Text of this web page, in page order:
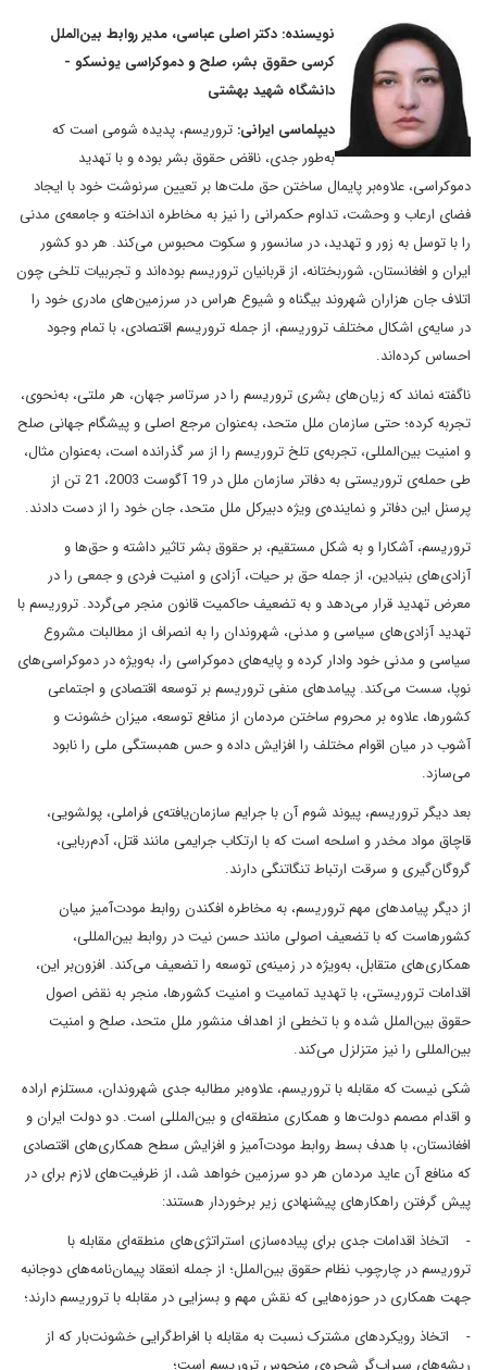
نویسنده: دکتر اصلی عباسی، مدیر روابط بین‌الملل
کرسی حقوق بشر، صلح و دموکراسی یونسکو -
دانشگاه شهید بهشتی
دیپلماسی ایرانی: تروریسم، پدیده‌ شومی است که
به‌طور جدی، ناقض حقوق بشر بوده و با تهدید
دموکراسی، علاوه‌بر پایمال ساختن حق ملت‌ها بر تعیین سرنوشت خود با ایجاد
فضای ارعاب و وحشت، تداوم حکمرانی را نیز به مخاطره انداخته و جامعه‌ی مدنی
را با توسل به زور و تهدید، در سانسور و سکوت محبوس می‌کند. هر دو کشور
ایران و افغانستان، شوربختانه، از قربانیان تروریسم بوده‌اند و تجربیات تلخی چون
اتلاف جان هزاران شهروند بیگناه و شیوع هراس در سرزمین‌های مادری خود را
در سایه‌ی اشکال مختلف تروریسم، از جمله تروریسم اقتصادی،‌ با تمام وجود
احساس کرده‌اند.
ناگفته نماند که زیان‌های بشری تروریسم را در سرتاسر جهان، هر ملتی، به‌نحوی،
تجربه کرده؛ حتی سازمان ملل متحد، به‌عنوان مرجع اصلی و پیشگام جهانی صلح
و امنیت بین‌المللی، تجربه‌ی تلخ تروریسم را از سر گذرانده است، به‌عنوان مثال،
طی حمله‌ی تروریستی به دفاتر سازمان ملل در 19 آگوست 2003، 21 تن از
پرسنل این دفاتر و نماینده‌ی ویژه‌ دبیرکل ملل متحد، جان خود را از دست دادند. ‌
تروریسم، آشکارا و به شکل مستقیم، بر حقوق بشر تاثیر داشته و حق‌ها و
آزادی‌های بنیادین، از جمله حق بر حیات، آزادی و امنیت فردی و جمعی را در
معرض تهدید قرار می‌دهد و به تضعیف حاکمیت قانون منجر می‌گردد. تروریسم با
تهدید آزادی‌های سیاسی و مدنی، شهروندان را به انصراف از مطالبات مشروع
سیاسی و مدنی خود وادار کرده و پایه‌های دموکراسی را، به‌ویژه در دموکراسی‌های
نوپا، سست می‌کند. پیامدهای منفی تروریسم بر توسعه اقتصادی و اجتماعی
کشورها‌، علاوه بر محروم ساختن مردمان از منافع توسعه، میزان خشونت و
آشوب در میان اقوام مختلف را افزایش داده و حس همبستگی ملی را نابود
می‌سازد.
بعد دیگر تروریسم، پیوند شوم آن با جرایم سازمان‌یافته‌ی فراملی، پولشویی،
قاچاق مواد مخدر و اسلحه است که با ارتکاب جرایمی مانند قتل، آدم‌ربایی،
گروگان‌گیری و سرقت ارتباط تنگاتنگی دارند. ‌
از دیگر پیامدهای مهم تروریسم، به ‌مخاطره افکندن روابط مودت‌آمیز میان
کشورهاست که با تضعیف اصولی مانند حسن نیت در روابط بین‌المللی،
همکاری‌های متقابل، به‌ویژه در زمینه‌ی توسعه را تضعیف می‌کند. افزون‌بر این،
اقدامات تروریستی، با تهدید تمامیت و امنیت کشورها، منجر به نقض اصول
حقوق بین‌الملل شده و با تخطی از اهداف منشور ملل متحد، صلح و امنیت
بین‌المللی را نیز ‌متزلزل می‌کند.
شکی نیست که ‌مقابله با تروریسم، علاوه‌بر مطالبه جدی شهروندان، مستلزم اراده
و اقدام مصمم دولت‌ها و همکاری منطقه‌ای و بین‌المللی است. دو دولت ایران و
افغانستان، با هدف بسط روابط مودت‌آمیز و افزایش سطح همکاری‌های اقتصادی
که منافع آن عاید مردمان هر دو سرزمین خواهد شد، از ظرفیت‌های لازم برای در
پیش گرفتن راهکارهای پیشنهادی زیر برخوردار هستند:
- ‌اتخاذ اقدامات جدی برای پیاده‌سازی استراتژی‌های منطقه‌ای مقابله با
تروریسم در چارچوب نظام حقوق بین‌الملل؛ از جمله انعقاد پیمان‌نامه‌های دوجانبه
جهت همکاری در حوزه‌هایی که نقش مهم و بسزایی در مقابله با تروریسم دارند؛
- ‌اتخاذ رویکردهای مشترک نسبت به مقابله با افراط‌گرایی خشونت‌بار که از
ریشه‌های سیراب‌گر شجره‌ی منحوس تروریسم است؛